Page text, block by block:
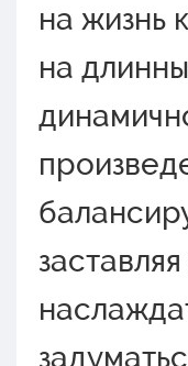
на жизнь
на